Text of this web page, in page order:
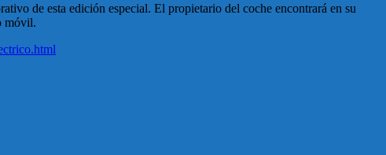
de esta edición especial. El propietario del coche encontrará en su
móvil.